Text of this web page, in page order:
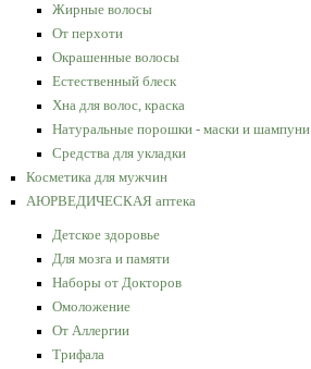
Жирные волосы
От перхоти
Окрашенные волосы
Естественный блеск
Хна для волос, краска
Натуральные порошки - маски и шампуни
Средства для укладки
Косметика для мужчин
АЮРВЕДИЧЕСКАЯ аптека
Детское здоровье
Для мозга и памяти
Наборы от Докторов
Омоложение
От Аллергии
Трифала